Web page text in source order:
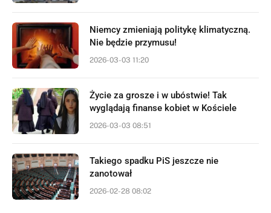
Niemcy zmieniają politykę klimatyczną.
Nie będzie przymusu!
2026-03-03 11:20
Życie za grosze i w ubóstwie! Tak
wyglądają finanse kobiet w Kościele
2026-03-03 08:51
Takiego spadku PiS jeszcze nie
zanotował
2026-02-28 08:02